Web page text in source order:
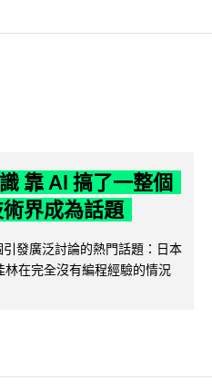
靠 AI 搞了一整個
界成為話題
發廣泛討論的熱門話題：日本
在完全沒有編程經驗的情況